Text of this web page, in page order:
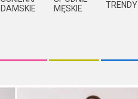
DAMSKIE
MĘSKIE
TRENDY